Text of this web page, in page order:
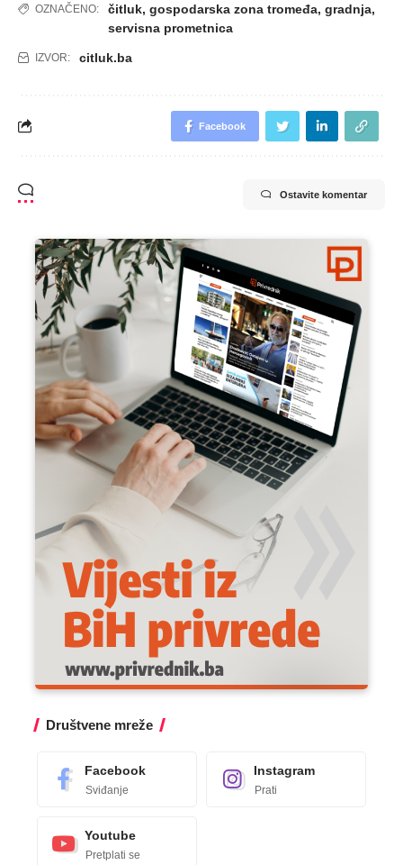
OZNAČENO: čitluk, gospodarska zona tromeđa, gradnja,
servisna prometnica
IZVOR: citluk.ba
Facebook
Ostavite komentar
Društvene mreže
Facebook
Sviđanje
Instagram
Prati
Youtube
Pretplati se